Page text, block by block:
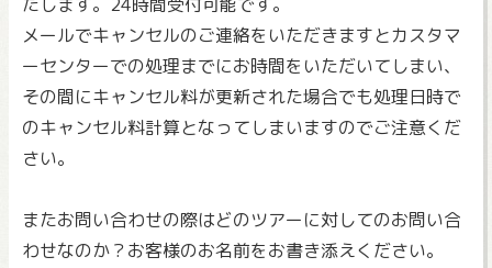
メールでキャンセルのご連絡をいただきますとカスタマ
ーセンターでの処理までにお時間をいただいてしまい、
その間にキャンセル料が更新された場合でも処理日時で
のキャンセル料計算となってしまいますのでご注意くだ
さい。
またお問い合わせの際はどのツアーに対してのお問い合
わせなのか？お客様のお名前をお書き添えください。